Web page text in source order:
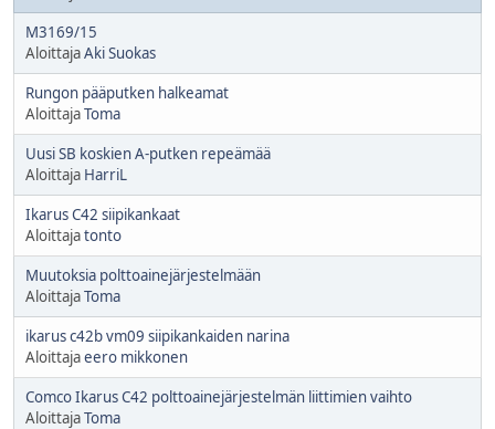
M3169/15
AloittajaAki Suokas
Rungon pääputken halkeamat
AloittajaToma
Uusi SB koskien A-putken repeämää
Aloittaja HarriL
Ikarus C42 siipikankaat
Aloittajatonto
Muutoksia polttoainejärjestelmään
AloittajaToma
ikarus c42b vm09 siipikankaiden narina
Aloittajaeero mikkonen
Comco Ikarus C42 polttoainejärjestelmän liittimien vaihto
AloittajaToma